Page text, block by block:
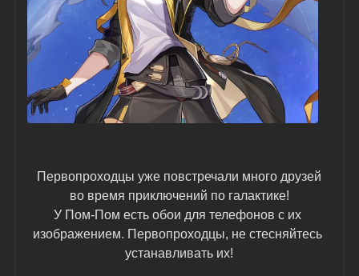
во время приключений по галактике!
У Пом-Пом есть обои для телефонов с их
изображением. Первопроходцы, не стесняйтесь
устанавливать их!